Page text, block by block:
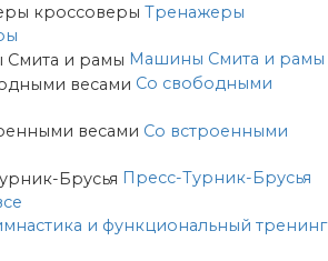
Тренажеры
Машины Смита и рамы
Со свободными
Со встроенными
Пресс-Турник-Брусья
и функциональный тренинг